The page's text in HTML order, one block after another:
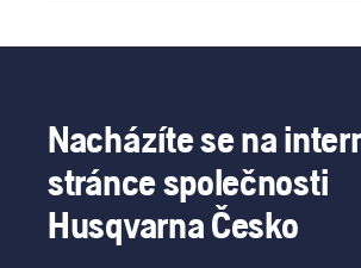
Nacházíte se na
stránce společnosti
Husqvarna Česko